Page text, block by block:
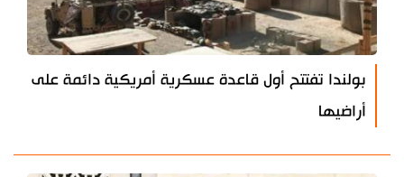
بولندا تفتتح أول قاعدة عسكرية أمريكية دائمة على
أراضيها